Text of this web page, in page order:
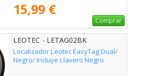
15,99 €
Comprar
LEOTEC - LETAG02BK
Localizador Leotec EasyTag Dual/
Negro/ Incluye Llavero Negro